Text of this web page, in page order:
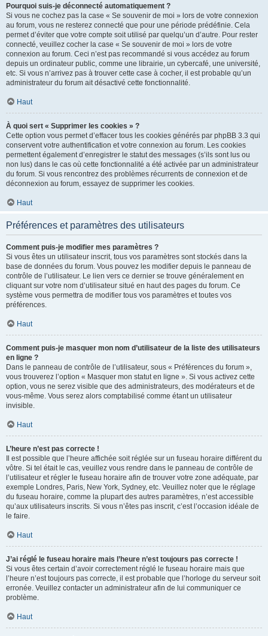
Pourquoi suis-je déconnecté automatiquement ?
Si vous ne cochez pas la case « Se souvenir de moi » lors de votre connexion
au forum, vous ne resterez connecté que pour une période prédéfinie. Cela
permet d’éviter que votre compte soit utilisé par quelqu’un d’autre. Pour rester
connecté, veuillez cocher la case « Se souvenir de moi » lors de votre
connexion au forum. Ceci n’est pas recommandé si vous accédez au forum
depuis un ordinateur public, comme une librairie, un cybercafé, une université,
etc. Si vous n’arrivez pas à trouver cette case à cocher, il est probable qu’un
administrateur du forum ait désactivé cette fonctionnalité.
Haut
À quoi sert « Supprimer les cookies » ?
Cette option vous permet d’effacer tous les cookies générés par phpBB 3.3 qui
conservent votre authentification et votre connexion au forum. Les cookies
permettent également d’enregistrer le statut des messages (s’ils sont lus ou
non lus) dans le cas où cette fonctionnalité a été activée par un administrateur
du forum. Si vous rencontrez des problèmes récurrents de connexion et de
déconnexion au forum, essayez de supprimer les cookies.
Haut
Préférences et paramètres des utilisateurs
Comment puis-je modifier mes paramètres ?
Si vous êtes un utilisateur inscrit, tous vos paramètres sont stockés dans la
base de données du forum. Vous pouvez les modifier depuis le panneau de
contrôle de l’utilisateur. Le lien vers ce dernier se trouve généralement en
cliquant sur votre nom d’utilisateur situé en haut des pages du forum. Ce
système vous permettra de modifier tous vos paramètres et toutes vos
préférences.
Haut
Comment puis-je masquer mon nom d’utilisateur de la liste des utilisateurs
en ligne ?
Dans le panneau de contrôle de l’utilisateur, sous « Préférences du forum »,
vous trouverez l’option « Masquer mon statut en ligne ». Si vous activez cette
option, vous ne serez visible que des administrateurs, des modérateurs et de
vous-même. Vous serez alors comptabilisé comme étant un utilisateur
invisible.
Haut
L’heure n’est pas correcte !
Il est possible que l’heure affichée soit réglée sur un fuseau horaire différent du
vôtre. Si tel était le cas, veuillez vous rendre dans le panneau de contrôle de
l’utilisateur et régler le fuseau horaire afin de trouver votre zone adéquate, par
exemple Londres, Paris, New York, Sydney, etc. Veuillez noter que le réglage
du fuseau horaire, comme la plupart des autres paramètres, n’est accessible
qu’aux utilisateurs inscrits. Si vous n’êtes pas inscrit, c’est l’occasion idéale de
le faire.
Haut
J’ai réglé le fuseau horaire mais l’heure n’est toujours pas correcte !
Si vous êtes certain d’avoir correctement réglé le fuseau horaire mais que
l’heure n’est toujours pas correcte, il est probable que l’horloge du serveur soit
erronée. Veuillez contacter un administrateur afin de lui communiquer ce
problème.
Haut